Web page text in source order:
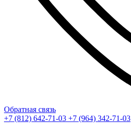
Обратная связь
+7 (812) 642-71-03 +7 (964) 342-71-03